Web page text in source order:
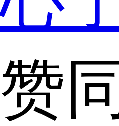
赞